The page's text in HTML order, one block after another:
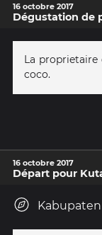
16 octobre 2017
Dégustation de
La proprietaire
coco.
16 octobre 2017
Départ pour